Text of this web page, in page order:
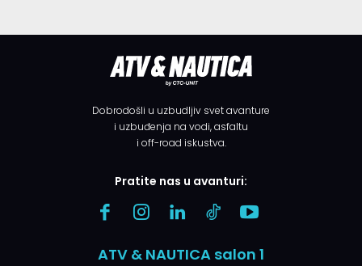
Dobrodošli u uzbudljiv svet avanture
i uzbuđenja na vodi, asfaltu
i off-road iskustva.
Pratite nas u avanturi:
ATV & NAUTICA salon 1